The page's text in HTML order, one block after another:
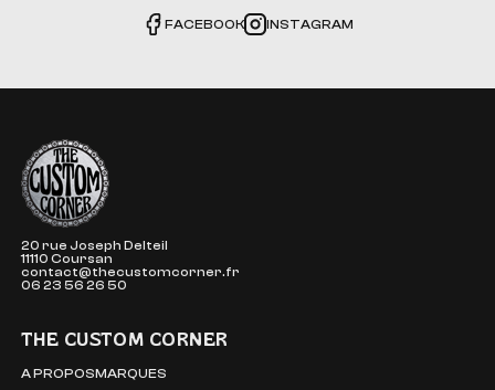
FACEBOOK INSTAGRAM
The Custom Corner
20 rue Joseph Delteil
11110 Coursan
contact@thecustomcorner.fr
06 23 56 26 50
THE CUSTOM CORNER
A PROPOSMARQUES